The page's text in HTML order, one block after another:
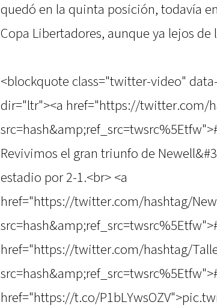
quedó en la quinta posición, todavía
Copa Libertadores, aunque ya lejos
<blockquote class="twitter-video"
dir="ltr"><a href="https://twitter.com/
Revivimos el gran triunfo de
estadio por 2-1.<br> <a
href="https://twitter.com/hashtag/
href="https://twitter.com/hashtag/
href="https://t.co/